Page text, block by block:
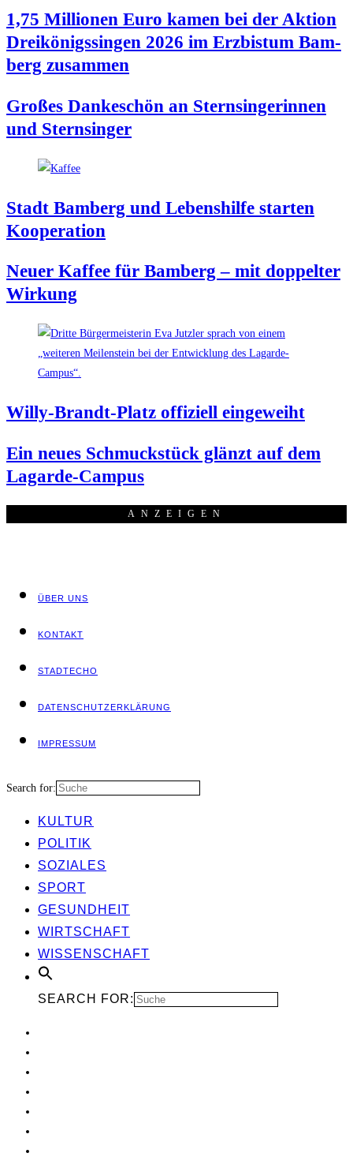
1,75 Mil­lio­nen Euro kamen bei der Akti­on
Drei­kö­nigs­sin­gen 2026 im Erz­bis­tum Bam­
berg zusammen
Gro­ßes Dan­ke­schön an Stern­sin­ge­rin­nen
und Sternsinger
Stadt Bam­berg und Lebens­hil­fe star­ten
Kooperation
Neu­er Kaf­fee für Bam­berg – mit dop­pel­ter
Wirkung
Wil­ly-Brandt-Platz offi­zi­ell eingeweiht
Ein neu­es Schmuck­stück glänzt auf dem
Lagarde-Campus
ANZEI­GEN
ÜBER UNS
KON­TAKT
STADT­ECHO
DATEN­SCHUTZ­ER­KLÄ­RUNG
IMPRES­SUM
Search for:
KUL­TUR
POLI­TIK
SOZIA­LES
SPORT
GESUND­HEIT
WIRT­SCHAFT
WIS­SEN­SCHAFT
SEARCH FOR: